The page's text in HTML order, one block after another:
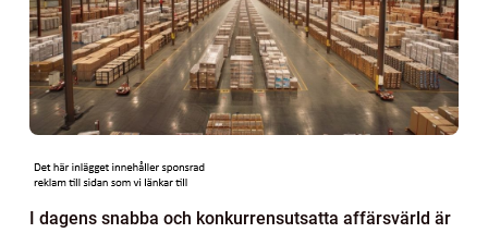
I dagens snabba och konkurrensutsatta affärsvärld är